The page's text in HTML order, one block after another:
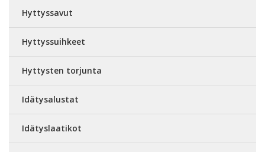
Hyttyssavut
Hyttyssuihkeet
Hyttysten torjunta
Idätysalustat
Idätyslaatikot